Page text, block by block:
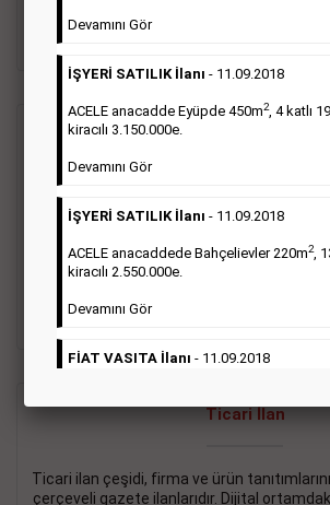
Sarı sayfa ilanlar alım- satım, duyuru,
ifade edilebilen ilanlardır. Gazetelerin
oluştururlar.Sabah sarı sayfa eleman
sayısı şartı
Ticari İlan
Ticari ilan çeşidi, firma ve ürün
çerçeveli gazete ilanlarıdır. Dijital
Devamını Gör
İŞYERİ SATILIK İlanı - 11.09.2018
ACELE anacadde Eyüpde 450m2, 4 katlı
kiracılı 3.150.000e.
Devamını Gör
İŞYERİ SATILIK İlanı - 11.09.2018
ACELE anacaddede Bahçelievler 220m2,
kiracılı 2.550.000e.
Devamını Gör
FİAT VASITA İlanı - 11.09.2018
2.800.000e kurumsal mağaza.
BAKIRKÖY SATILIK İlanı- 11.09.2018